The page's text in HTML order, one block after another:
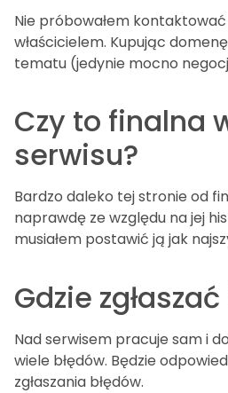
Nie próbowałem
właścicielem. Kupując
tematu (jedynie mocno
Czy to finalna
serwisu?
Bardzo daleko tej stronie od
naprawdę ze względu na jej
musiałem postawić ją jak
Gdzie
Nad serwisem pracuje sam i
wiele błędów. Będzie
zgłaszania błędów.